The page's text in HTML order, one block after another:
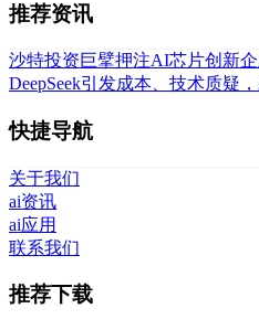
推荐资讯
沙特投资巨擘押注AI芯片创新企
DeepSeek引发成本、技术质疑
快捷导航
关于我们
ai资讯
ai应用
联系我们
推荐下载